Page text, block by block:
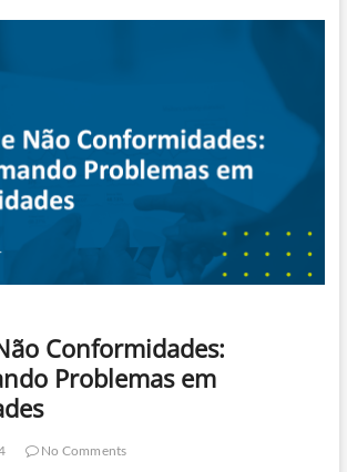
Conformidades:
Problemas em
No Comments